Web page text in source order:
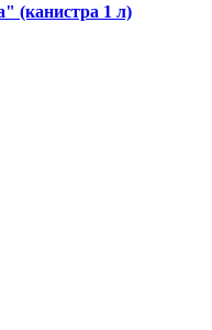
(канистра 1 л)